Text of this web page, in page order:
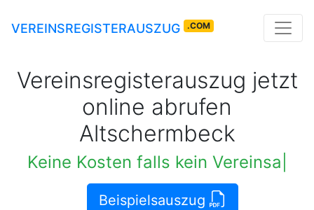
VEREINSREGISTERAUSZUG .COM
Vereinsregisterauszug jetzt
online abrufen
Altschermbeck
Beispielsauszug